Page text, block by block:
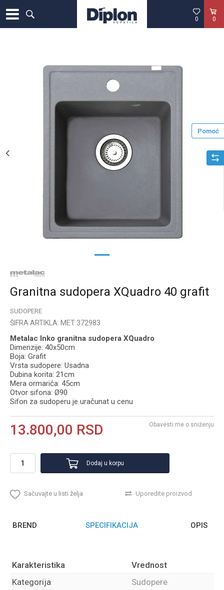
0
0
1
Granitna sudopera XQuadro 40 grafit
SUDOPERE
ŠIFRA ARTIKLA: MET 372983
Metalac Inko granitna sudopera XQuadro
Dimenzije: 40x50cm
Boja: Grafit
Vrsta sudopere: Usadna
Dubina korita: 21cm
Mera ormarića: 45cm
Otvor sifona: Ø90
Sifon za sudoperu je uračunat u cenu
13.800,00 RSD Obavesti me o sniženju
Dodaj u korpu
Sačuvajte u listi želja Uporedite proizvod
Pomoć
BREND SPECIFIKACIJA OPIS
Karakteristika
Vrednost
Kategorija
Sudopere